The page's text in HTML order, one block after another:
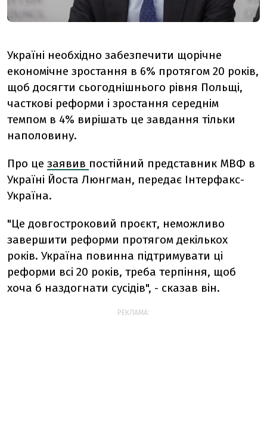
Україні необхідно забезпечити щорічне
економічне зростання в 6% протягом 20 років,
щоб досягти сьогоднішнього рівня Польщі,
часткові реформи і зростання середнім
темпом в 4% вирішать це завдання тільки
наполовину.
Про це заявив постійний представник МВФ в
Україні Йоста Люнгман, передає Інтерфакс-
Україна.
"Це довгостроковий проєкт, неможливо
завершити реформи протягом декількох
років. Україна повинна підтримувати ці
реформи всі 20 років, треба терпіння, щоб
хоча б наздогнати сусідів", - сказав він.
РЕКЛАМА: